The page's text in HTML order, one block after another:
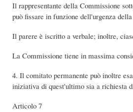
Il rappresentante della Commissione
può fissare in funzione dell'urgenza
Il parere è iscritto a verbale; inoltre,
La Commissione tiene in massima
4. Il comitato permanente può inoltre
iniziativa di quest'ultimo sia a richiesta
Articolo 7